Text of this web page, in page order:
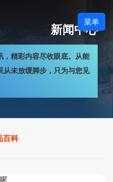
菜单
新闻中心
，精彩内容尽收眼底。从能
从未放缓脚步，只为与您见
百科